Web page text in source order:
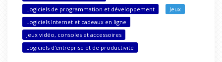
Logiciels de programmation et développement
Jeux
Logiciels Internet et cadeaux en ligne
Jeux vidéo, consoles et accessoires
Logiciels d'entreprise et de productivité